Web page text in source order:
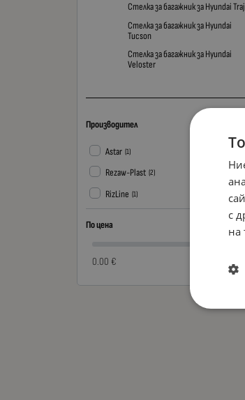
Стелка за багажник за Hyundai
Стелка за багажник за Hyundai
Tucson
Стелка за багажник за Hyundai
Veloster
Производител
Astar (1)
Rezaw-Plast (2)
RizLine (1)
По цена
0.00 € 0.00 €
с
на